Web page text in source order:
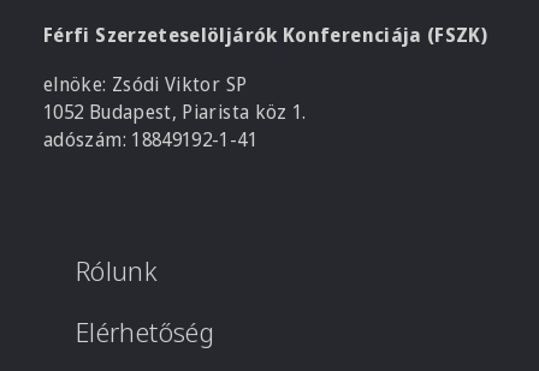
Férfi Szerzeteselöljárók Konferenciája (FSZK)
elnöke: Zsódi Viktor SP
1052 Budapest, Piarista köz 1.
adószám: 18849192-1-41
Rólunk
Elérhetőség